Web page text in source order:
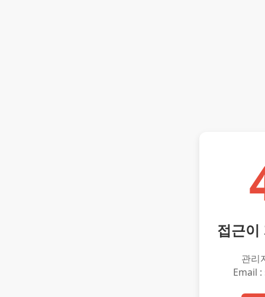
접근이
관리
Email